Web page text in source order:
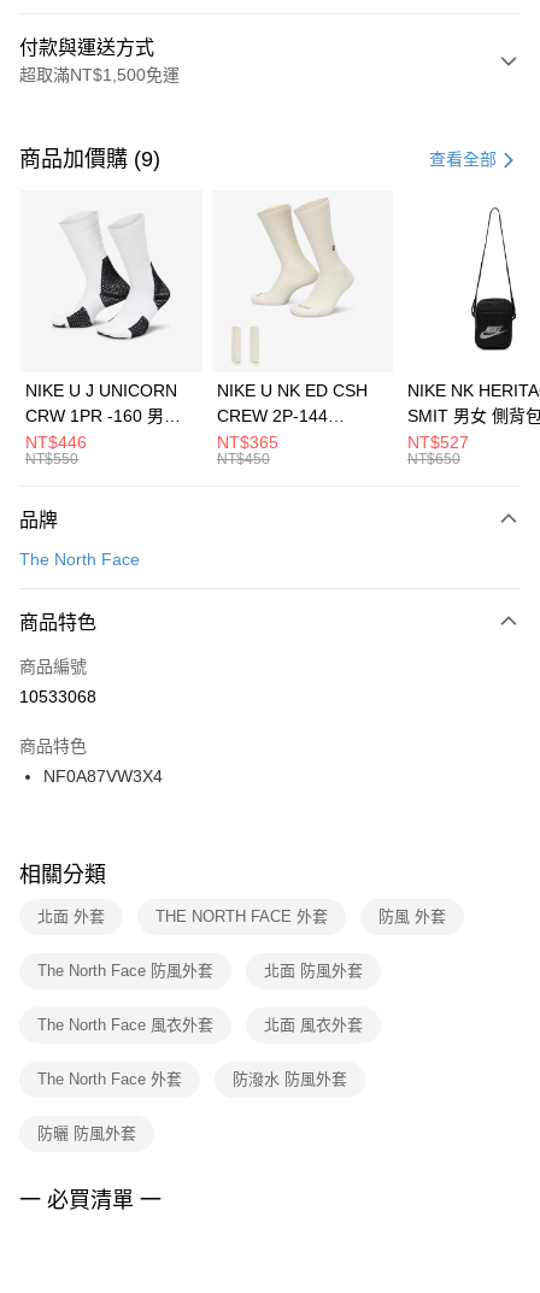
付款與運送方式
超取滿NT$1,500免運
信用卡一次付款
3 期 0 利率 每期 21家銀行
合作金庫商業銀行
第一商業銀行
華南商業銀行
彰化商業銀行
上海商業儲蓄銀行
元大商業銀行
台灣樂天信用卡公司
Apple Pay
全盈+PAY
AFTEE先享後付
【關於「AFTEE先享後付」】
便利好安心！
３．安心：先確認商品／服務後，再付款。
【「AFTEE先享後付」結帳流程】
１．於結帳方式選擇「AFTEE先享後付」後，將跳轉至「AFTEE先享後付」
２．訂單成立數日內，您將收到繳費通知簡訊。
３．收到繳費通知簡訊後14天內，點擊此簡訊中的連結，可透過四大超商／
ATM／網路銀行／等多元方式進行付款，方視為交易完成。
※ 交易是否成功請以「AFTEE先享後付 」之結帳頁面顯示為準，若有關於
是否繳費成功／繳費後需取消欲退款等相關疑問，請聯繫「AFTEE先享後付
客戶支援中心」
https://netprotections.freshdesk.com/support/home
１．透過由恩沛科技股份有限公司提供之「AFTEE先享後付」服務完成之交
權轉讓予恩沛科技股份有限公司。
３．未成年的使用者請事先徵得法定代理人或監護人之同意方可使用
任。
請求用戶進行身份認證。
５．嚴禁一人註冊多個帳號或使用他人資訊註冊。若發現惡意使用之情形，
運送方式
每筆NT$100，滿NT$1,500(含以上)免運費
宅配
每筆NT$100，滿NT$1,500(含以上)免運費
付款後門市自取
每筆NT$100，滿NT$1,500(含以上)免運費
商品加價購 (9) 查看全部
NIKE U J UNICORN
CRW 1PR -160 男女
中統襪 FZ3393100
NT$446
NT$550
NIKE U NK ED CSH
CREW 2P-144
EMBRDY 男女 短統襪
FZ3073133
NT$365
NT$450
NIKE NK
SMIT 男女 側背
BA5871010
NT$527
NT$650
品牌
The North Face
商品特色
商品編號
10533068
商品特色
NF0A87VW3X4
相關分類
北面 外套 THE NORTH FACE 外套 防風 外套
The North Face 防風外套 北面 防風外套
The North Face 風衣外套 北面 風衣外套
The North Face 外套 防潑水 防風外套
防曬 防風外套
一 必買清單 一